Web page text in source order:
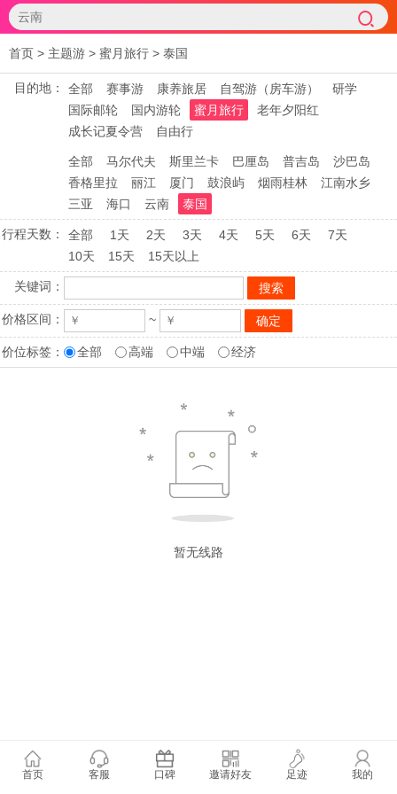
首页 > 主题游 > 蜜月旅行 > 泰国
目的地： 全部 赛事游 康养旅居 自驾游（房车游）
研学
国际邮轮
国内游轮 蜜月旅行
老年夕阳红
成长记夏令营
自由行
全部 马尔代夫 斯里兰卡 巴厘岛 普吉岛
沙巴岛
香格里拉
丽江 厦门 鼓浪屿 烟雨桂林
江南水乡
三亚
海口 云南 泰国
行程天数： 全部 1天 2天 3天 4天 5天 6天
7天
10天
15天 15天以上
关键词：
价格区间： ~
价位标签： 全部 高端 中端 经济
暂无线路
首页 客服 口碑 邀请好友 足迹 我的